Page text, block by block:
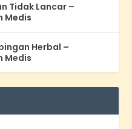
Tidak Lancar –
Medis
Herbal –
Medis